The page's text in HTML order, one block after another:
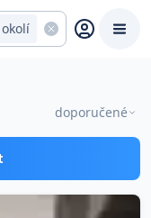
doporučené